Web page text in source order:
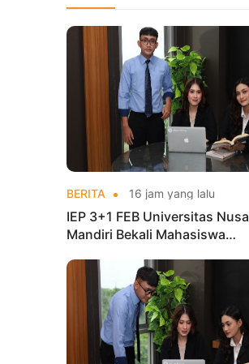
BERITA 16 jam yang lalu
IEP 3+1 FEB Universitas Nusa
Mandiri Bekali Mahasiswa